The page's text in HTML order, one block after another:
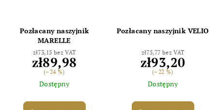
Pozłacany naszyjnik
MARELLE
zł73,15 bez VAT
zł89,98
(–24 %)
Dostępny
Pozłacany naszyjnik VELIO
zł75,77 bez VAT
zł93,20
(–22 %)
Dostępny